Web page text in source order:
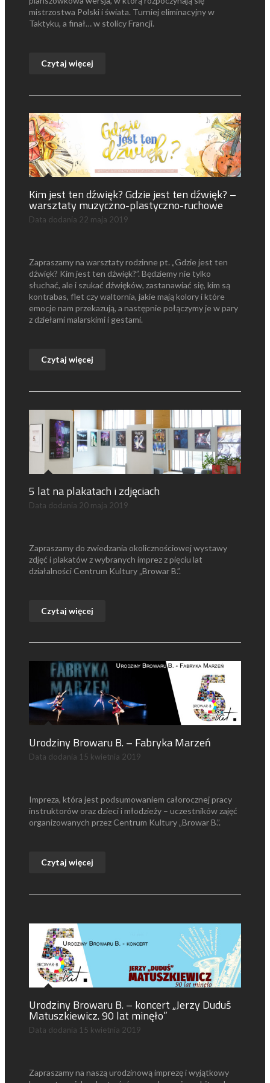
mistrzostwa Polski i świata. Turniej eliminacyjny w
Taktyku, a finał… w stolicy Francji.
Czytaj więcej
Kim jest ten dźwięk? Gdzie jest ten dźwięk? –
warsztaty muzyczno-plastyczno-ruchowe
Data dodania 22 maja 2019
Zapraszamy na warsztaty rodzinne pt. „Gdzie jest ten
dźwięk? Kim jest ten dźwięk?”. Będziemy nie tylko
słuchać, ale i szukać dźwięków, zastanawiać się, kim są
kontrabas, flet czy waltornia, jakie mają kolory i które
emocje nam przekazują, a następnie połączymy je w pary
z dziełami malarskimi i gestami.
Czytaj więcej
5 lat na plakatach i zdjęciach
Data dodania 20 maja 2019
Zapraszamy do zwiedzania okolicznościowej wystawy
zdjęć i plakatów z wybranych imprez z pięciu lat
działalności Centrum Kultury „Browar B.”.
Czytaj więcej
Urodziny Browaru B. – Fabryka Marzeń
Data dodania 15 kwietnia 2019
Impreza, która jest podsumowaniem całorocznej pracy
instruktorów oraz dzieci i młodzieży – uczestników zajęć
organizowanych przez Centrum Kultury „Browar B.”.
Czytaj więcej
Urodziny Browaru B. – koncert „Jerzy Duduś
Matuszkiewicz. 90 lat minęło”
Data dodania 15 kwietnia 2019
Zapraszamy na naszą urodzinową imprezę i wyjątkowy